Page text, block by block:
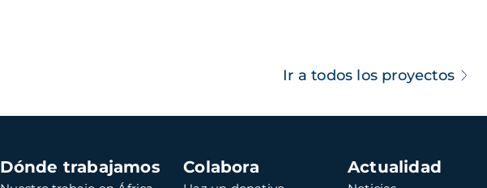
Ir a todos los proyectos
Dónde trabajamos Colabora Actualidad